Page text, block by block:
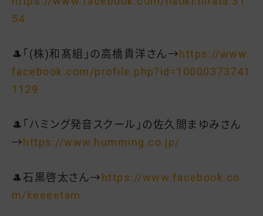
54
🎩「(株)和髙組」の高橋貴洋さん→https://www.
facebook.com/profile.php?id=10000373741
1129
🎩「ハミング発音スクール」の佐久間まゆみさん
→https://www.humming.co.jp/
🎩石黒啓太さん→https://www.facebook.co
m/keeeetam